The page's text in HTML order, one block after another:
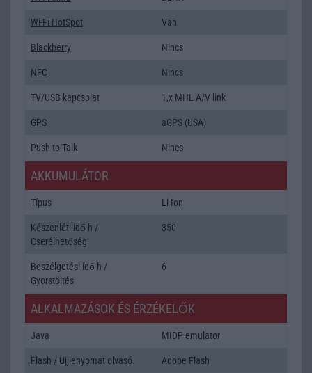
Wi-Fi HotSpot Van
Blackberry Nincs
NFC Nincs
TV/USB kapcsolat 1,x MHL A/V link
GPS aGPS (USA)
Push to Talk Nincs
AKKUMULÁTOR
Típus Li-Ion
Készenléti idő h /
Cserélhetőség
350
Beszélgetési idő h /
Gyorstöltés
6
ALKALMAZÁSOK ÉS ÉRZÉKELŐK
Java MIDP emulator
Flash / Ujjlenyomat olvasó Adobe Flash